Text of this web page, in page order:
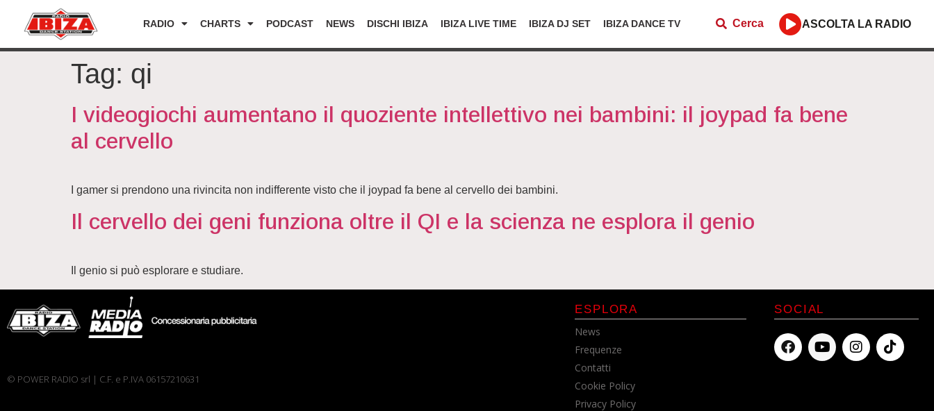
RADIO CHARTS PODCAST NEWS DISCHI IBIZA IBIZA LIVE TIME IBIZA DJ SET IBIZA DANCE TV Cerca ASCOLTA LA RADIO
Tag: qi
I videogiochi aumentano il quoziente intellettivo nei bambini: il joypad fa bene
al cervello
I gamer si prendono una rivincita non indifferente visto che il joypad fa bene al cervello dei bambini.
Il cervello dei geni funziona oltre il QI e la scienza ne esplora il genio
Il genio si può esplorare e studiare.
© POWER RADIO srl | C.F. e P.IVA 06157210631
ESPLORA
News
Frequenze
Contatti
Cookie Policy
Privacy Policy
SOCIAL